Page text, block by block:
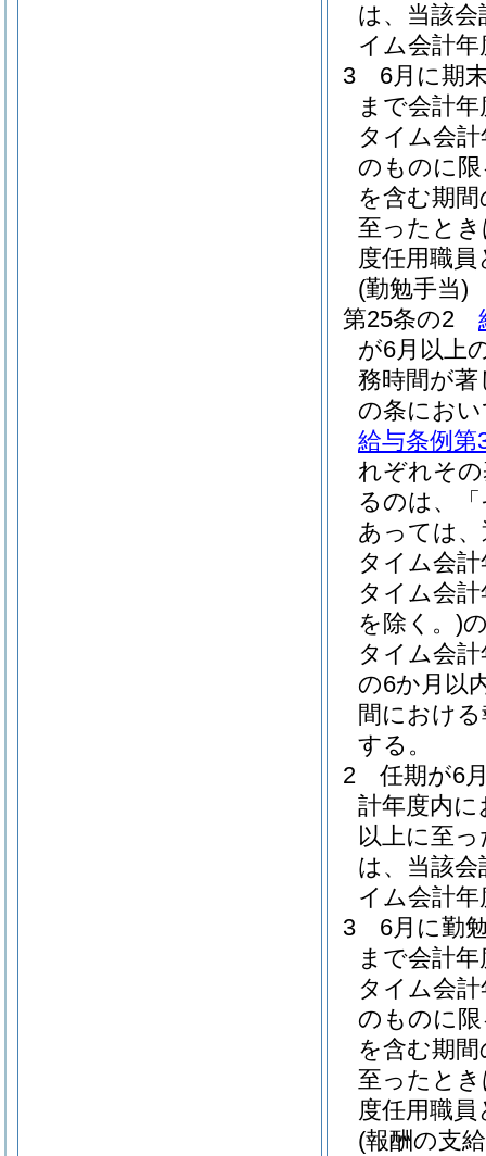
は、当該
イム会計
3
6月に期
まで会計
タイム会
のものに
を含む期
至ったと
度任用職
(勤勉手当)
第25条の2
が6月以上
務時間が
の条にお
給与条例第
れぞれそ
るのは、
あっては
タイム会
タイム会
を除く。)
タイム会
の6か月以
間におけ
する。
2
任期が6
計年度内
以上に至
は、当該
イム会計
3
6月に勤
まで会計
タイム会
のものに
を含む期
至ったと
度任用職
(報酬の支